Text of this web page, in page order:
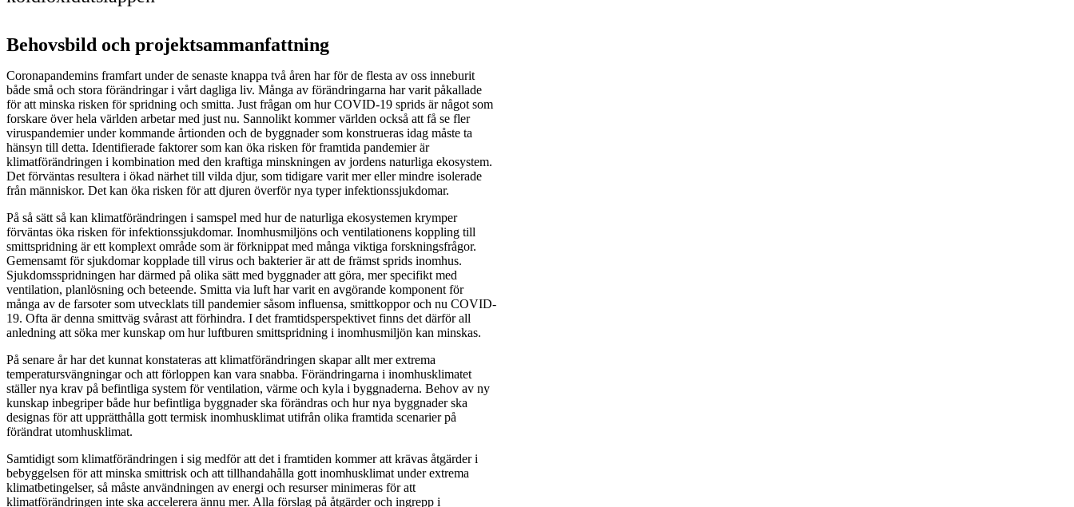
Behovsbild och projektsammanfattning
Coronapandemins framfart under de senaste knappa två åren har för de flesta av oss inneburit
både små och stora förändringar i vårt dagliga liv. Många av förändringarna har varit påkallade
för att minska risken för spridning och smitta. Just frågan om hur COVID-19 sprids är något som
forskare över hela världen arbetar med just nu. Sannolikt kommer världen också att få se fler
viruspandemier under kommande årtionden och de byggnader som konstrueras idag måste ta
hänsyn till detta. Identifierade faktorer som kan öka risken för framtida pandemier är
klimatförändringen i kombination med den kraftiga minskningen av jordens naturliga ekosystem.
Det förväntas resultera i ökad närhet till vilda djur, som tidigare varit mer eller mindre isolerade
från människor. Det kan öka risken för att djuren överför nya typer infektionssjukdomar.
På så sätt så kan klimatförändringen i samspel med hur de naturliga ekosystemen krymper
förväntas öka risken för infektionssjukdomar. Inomhusmiljöns och ventilationens koppling till
smittspridning är ett komplext område som är förknippat med många viktiga forskningsfrågor.
Gemensamt för sjukdomar kopplade till virus och bakterier är att de främst sprids inomhus.
Sjukdomsspridningen har därmed på olika sätt med byggnader att göra, mer specifikt med
ventilation, planlösning och beteende. Smitta via luft har varit en avgörande komponent för
många av de farsoter som utvecklats till pandemier såsom influensa, smittkoppor och nu COVID-
19. Ofta är denna smittväg svårast att förhindra. I det framtidsperspektivet finns det därför all
anledning att söka mer kunskap om hur luftburen smittspridning i inomhusmiljön kan minskas.
På senare år har det kunnat konstateras att klimatförändringen skapar allt mer extrema
temperatursvängningar och att förloppen kan vara snabba. Förändringarna i inomhusklimatet
ställer nya krav på befintliga system för ventilation, värme och kyla i byggnaderna. Behov av ny
kunskap inbegriper både hur befintliga byggnader ska förändras och hur nya byggnader ska
designas för att upprätthålla gott termisk inomhusklimat utifrån olika framtida scenarier på
förändrat utomhusklimat.
Samtidigt som klimatförändringen i sig medför att det i framtiden kommer att krävas åtgärder i
bebyggelsen för att minska smittrisk och att tillhandahålla gott inomhusklimat under extrema
klimatbetingelser, så måste användningen av energi och resurser minimeras för att
klimatförändringen inte ska accelerera ännu mer. Alla förslag på åtgärder och ingrepp i